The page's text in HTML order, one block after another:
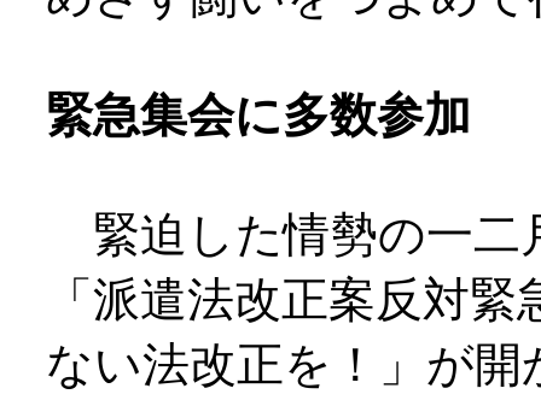
緊急集会に多数参加
緊迫した情勢の一二
「派遣法改正案反対
ない法改正を！」が